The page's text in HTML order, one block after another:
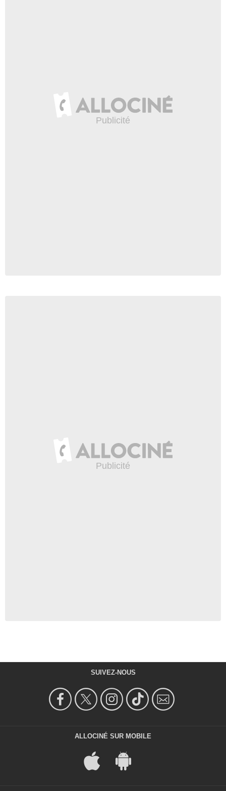
SUIVEZ-NOUS
ALLOCINÉ SUR MOBILE